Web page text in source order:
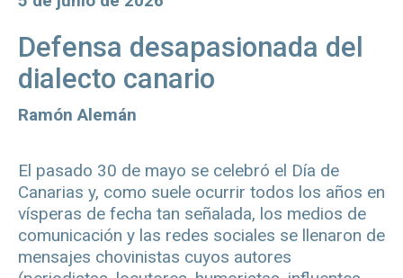
Defensa desapasionada del
dialecto canario
Ramón Alemán
El pasado 30 de mayo se celebró el Día de
Canarias y, como suele ocurrir todos los años en
vísperas de fecha tan señalada, los medios de
comunicación y las redes sociales se llenaron de
mensajes chovinistas cuyos autores